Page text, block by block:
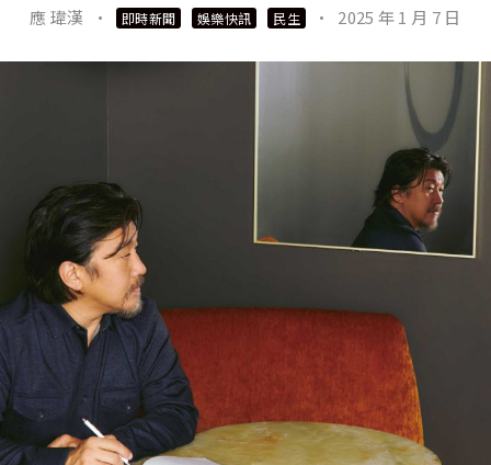
應 瑋漢 · 即時新聞 娛樂快訊 民生 · 2025 年 1 月 7 日